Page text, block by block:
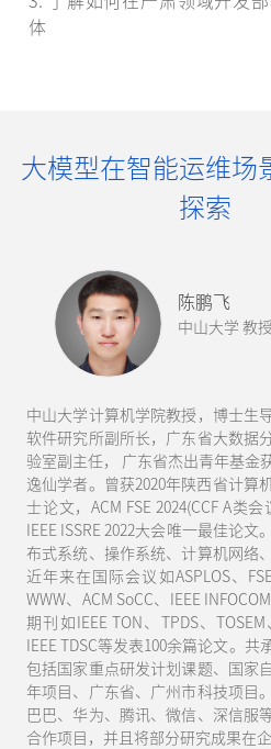
体
陈鹏飞
中山大学 教授
中山大学计算机学院教授，博士生
软件研究所副所长，广东省大数据
验室副主任， 广东省杰出青年基金
逸仙学者。曾获2020年陕西省计算
士论文，ACM FSE 2024(CCF A类会
IEEE ISSRE 2022大会唯一最佳论文
布式系统、操作系统、计算机网络
近年来在国际会议如ASPLOS、FSE
WWW、ACM SoCC、IEEE
期刊如IEEE TON、TPDS、TOSEM
IEEE TDSC等发表100余篇论文。共
包括国家重点研发计划课题、国家
年项目、广东省、广州市科技项目
巴巴、华为、腾讯、微信、深信服
合作项目，并且将部分研究成果在企
大模型在智能运维场
探索